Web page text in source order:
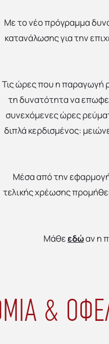
Με το νέο πρόγραμμα
κατανάλωσης για την
Τις ώρες που η παραγωγή
τη δυνατότητα να
συνεχόμενες ώρες
διπλά κερδισμένος:
Μέσα από την
τελικής χρέωσης
Μάθεεδώαν η
&